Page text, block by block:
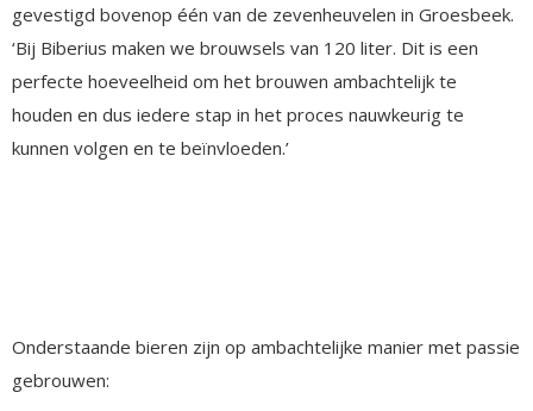
gevestigd bovenop één van de zevenheuvelen in Groesbeek.
‘Bij Biberius maken we brouwsels van 120 liter. Dit is een
perfecte hoeveelheid om het brouwen ambachtelijk te
houden en dus iedere stap in het proces nauwkeurig te
kunnen volgen en te beïnvloeden.’
Onderstaande bieren zijn op ambachtelijke manier met passie
gebrouwen: